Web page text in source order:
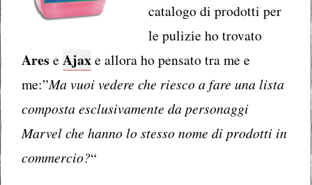
catalogo di prodotti per
le pulizie ho trovato
AreseAjax e allora ho pensato tra me e
me:”Ma vuoi vedere che riesco a fare una lista
composta esclusivamente da personaggi
Marvel che hanno lo stesso nome di prodotti in
commercio?“